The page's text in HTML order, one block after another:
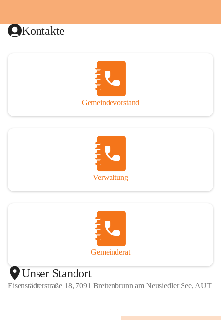
Kontakte
Gemeindevorstand
Verwaltung
Gemeinderat
Unser Standort
Eisenstädterstraße 18, 7091 Breitenbrunn am Neusiedler See, AUT